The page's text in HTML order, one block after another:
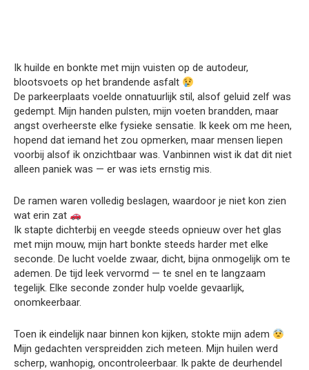
Ik huilde en bonkte met mijn vuisten op de autodeur,
blootsvoets op het brandende asfalt
De parkeerplaats voelde onnatuurlijk stil, alsof geluid zelf was
gedempt. Mijn handen pulsten, mijn voeten brandden, maar
angst overheerste elke fysieke sensatie. Ik keek om me heen,
hopend dat iemand het zou opmerken, maar mensen liepen
voorbij alsof ik onzichtbaar was. Vanbinnen wist ik dat dit niet
alleen paniek was — er was iets ernstig mis.
De ramen waren volledig beslagen, waardoor je niet kon zien
wat erin zat
Ik stapte dichterbij en veegde steeds opnieuw over het glas
met mijn mouw, mijn hart bonkte steeds harder met elke
seconde. De lucht voelde zwaar, dicht, bijna onmogelijk om te
ademen. De tijd leek vervormd — te snel en te langzaam
tegelijk. Elke seconde zonder hulp voelde gevaarlijk,
onomkeerbaar.
Toen ik eindelijk naar binnen kon kijken, stokte mijn adem
Mijn gedachten verspreidden zich meteen. Mijn huilen werd
scherp, wanhopig, oncontroleerbaar. Ik pakte de deurhendel